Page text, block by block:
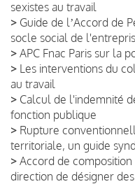
sexistes au travail
> Guide de lʼAccord de
socle social de
> APC Fnac Paris sur la
> Les interventions du
au travail
> Calcul de l'indemnité
fonction publique
> Rupture
territoriale, un guide
> Accord de
direction de désigner